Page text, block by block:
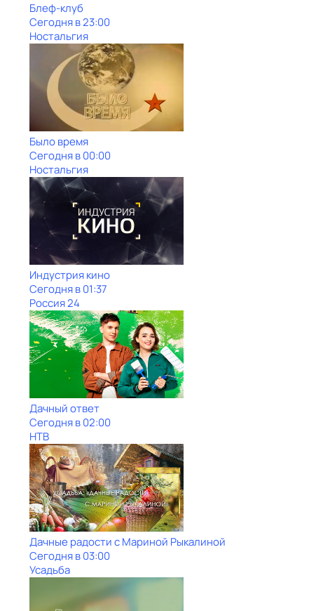
Блеф-клуб
Сегодня в 23:00
Ностальгия
Было время
Сегодня в 00:00
Ностальгия
Индустрия кино
Сегодня в 01:37
Россия 24
Дачный ответ
Сегодня в 02:00
НТВ
Дачные радости с Мариной Рыкалиной
Сегодня в 03:00
Усадьба